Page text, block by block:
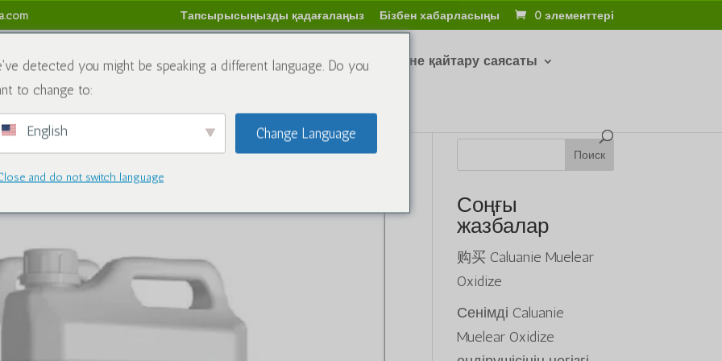
Тапсырысыңызды қадағалаңыз Бізбен хабарласыңы 0 элементтері
заттар Блог Бізбен хабарласыңы Қайтару және қайтару саясаты
Поиск
Соңғы
жазбалар
购买 Caluanie Muelear
Oxidize
Сенімді Caluanie
Muelear Oxidize
detected you might be speaking a different language. Do you
to change to:
English Change Language
and do not switch language